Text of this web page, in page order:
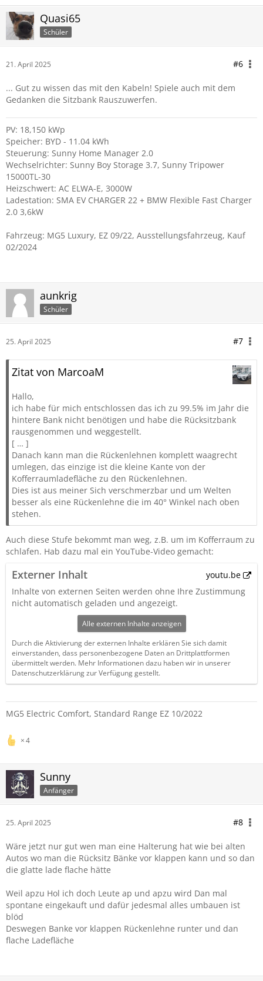
Quasi65
Schüler
21. April 2025 #6
... Gut zu wissen das mit den Kabeln! Spiele auch mit dem
Gedanken die Sitzbank Rauszuwerfen.
PV: 18,150 kWp
Speicher: BYD - 11.04 kWh
Steuerung: Sunny Home Manager 2.0
Wechselrichter: Sunny Boy Storage 3.7, Sunny Tripower
15000TL-30
Heizschwert: AC ELWA-E, 3000W
Ladestation: SMA EV CHARGER 22 + BMW Flexible Fast Charger
2.0 3,6kW
Fahrzeug: MG5 Luxury, EZ 09/22, Ausstellungsfahrzeug, Kauf
02/2024
aunkrig
Schüler
25. April 2025 #7
Zitat von MarcoaM
Hallo,
ich habe für mich entschlossen das ich zu 99.5% im Jahr die
hintere Bank nicht benötigen und habe die Rücksitzbank
rausgenommen und weggestellt.
[ … ]
Danach kann man die Rückenlehnen komplett waagrecht
umlegen, das einzige ist die kleine Kante von der
Kofferraumladefläche zu den Rückenlehnen.
Dies ist aus meiner Sich verschmerzbar und um Welten
besser als eine Rückenlehne die im 40° Winkel nach oben
stehen.
Auch diese Stufe bekommt man weg, z.B. um im Kofferraum zu
schlafen. Hab dazu mal ein YouTube-Video gemacht:
Externer Inhalt
youtu.be
Inhalte von externen Seiten werden ohne Ihre Zustimmung
nicht automatisch geladen und angezeigt.
Alle externen Inhalte anzeigen
Durch die Aktivierung der externen Inhalte erklären Sie sich damit
einverstanden, dass personenbezogene Daten an Drittplattformen
übermittelt werden. Mehr Informationen dazu haben wir in unserer
Datenschutzerklärung zur Verfügung gestellt.
MG5 Electric Comfort, Standard Range EZ 10/2022
4
Sunny
Anfänger
25. April 2025 #8
Wäre jetzt nur gut wen man eine Halterung hat wie bei alten
Autos wo man die Rücksitz Bänke vor klappen kann und so dan
die glatte lade flache hätte
Weil apzu Hol ich doch Leute ap und apzu wird Dan mal
spontane eingekauft und dafür jedesmal alles umbauen ist
blöd
Deswegen Banke vor klappen Rückenlehne runter und dan
flache Ladefläche